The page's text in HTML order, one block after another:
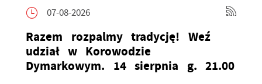
07-08-2026
Razem rozpalmy tradycję! Weź
udział w Korowodzie
Dymarkowym. 14 sierpnia g. 21.00